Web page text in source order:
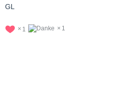
GL
1 1